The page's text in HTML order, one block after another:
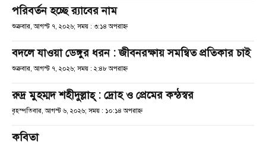
পরিবর্তন হচ্ছে র‌্যাবের নাম
শুক্রবার, আগস্ট ৭, ২০২৬; সময় : ৩:১৪ অপরাহ্ণ
বদলে যাওয়া ডেঙ্গুর ধরন : জীবনরক্ষায় সমন্বিত প্রতিকার চাই
শুক্রবার, আগস্ট ৭, ২০২৬; সময় : ২:৪৮ অপরাহ্ণ
রুদ্র মুহম্মদ শহীদুল্লাহ্ : দ্রোহ ও প্রেমের কন্ঠস্বর
বৃহস্পতিবার, আগস্ট ৬, ২০২৬; সময় : ১০:১৪ অপরাহ্ণ
কবিতা